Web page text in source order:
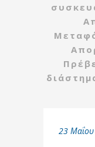
23